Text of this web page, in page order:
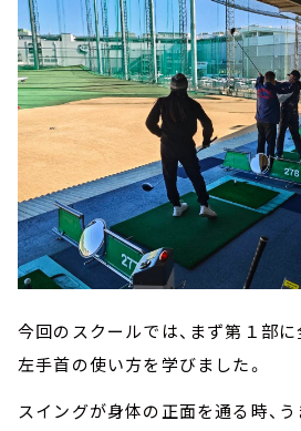
今回のスクールでは、まず第１部
左手首の使い方を学びました。
スイングが身体の正面を通る時、